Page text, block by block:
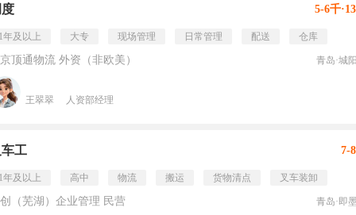
5-6千
年及以上 大专 现场管理 日常管理 配送 仓库
顶通物流 外资（非欧美） 青岛·城
王翠翠 人资部经理
工 7-
年及以上 高中 物流 搬运 货物清点 叉车装卸
（芜湖）企业管理 民营 青岛·即